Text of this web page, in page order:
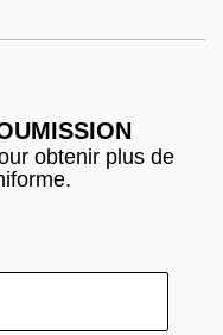
obtenir plus de